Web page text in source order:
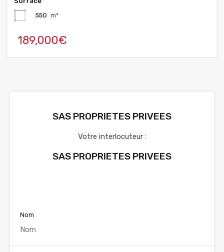
550 m²
189,000€
SAS PROPRIETES PRIVEES
Votre interlocuteur :
SAS PROPRIETES PRIVEES
Nom